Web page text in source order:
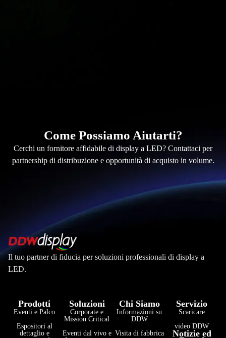
Come Possiamo Aiutarti?
Cerchi un fornitore affidabile di display a LED? Contattaci per
partnership di distribuzione e opportunità di acquisto in volume.
Il tuo partner di fiducia per soluzioni professionali di display a
LED.
Prodotti
Eventi e Palco
Espositori al
dettaglio e
Soluzioni
Corporate e
Mission Critical
Eventi dal vivo e
Chi Siamo
Informazioni su
DDW
Visita di fabbrica
Servizio
Scaricare
video DDW
Notizie ed فارسی